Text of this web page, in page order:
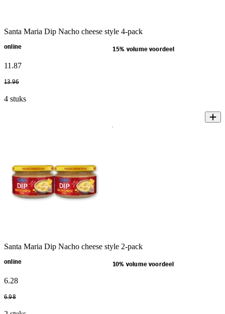
Santa Maria Dip Nacho cheese style 4-pack
online 15% volume voordeel
11 .87
13.96
4 stuks
Santa Maria Dip Nacho cheese style 2-pack
online 10% volume voordeel
6.28
6.98